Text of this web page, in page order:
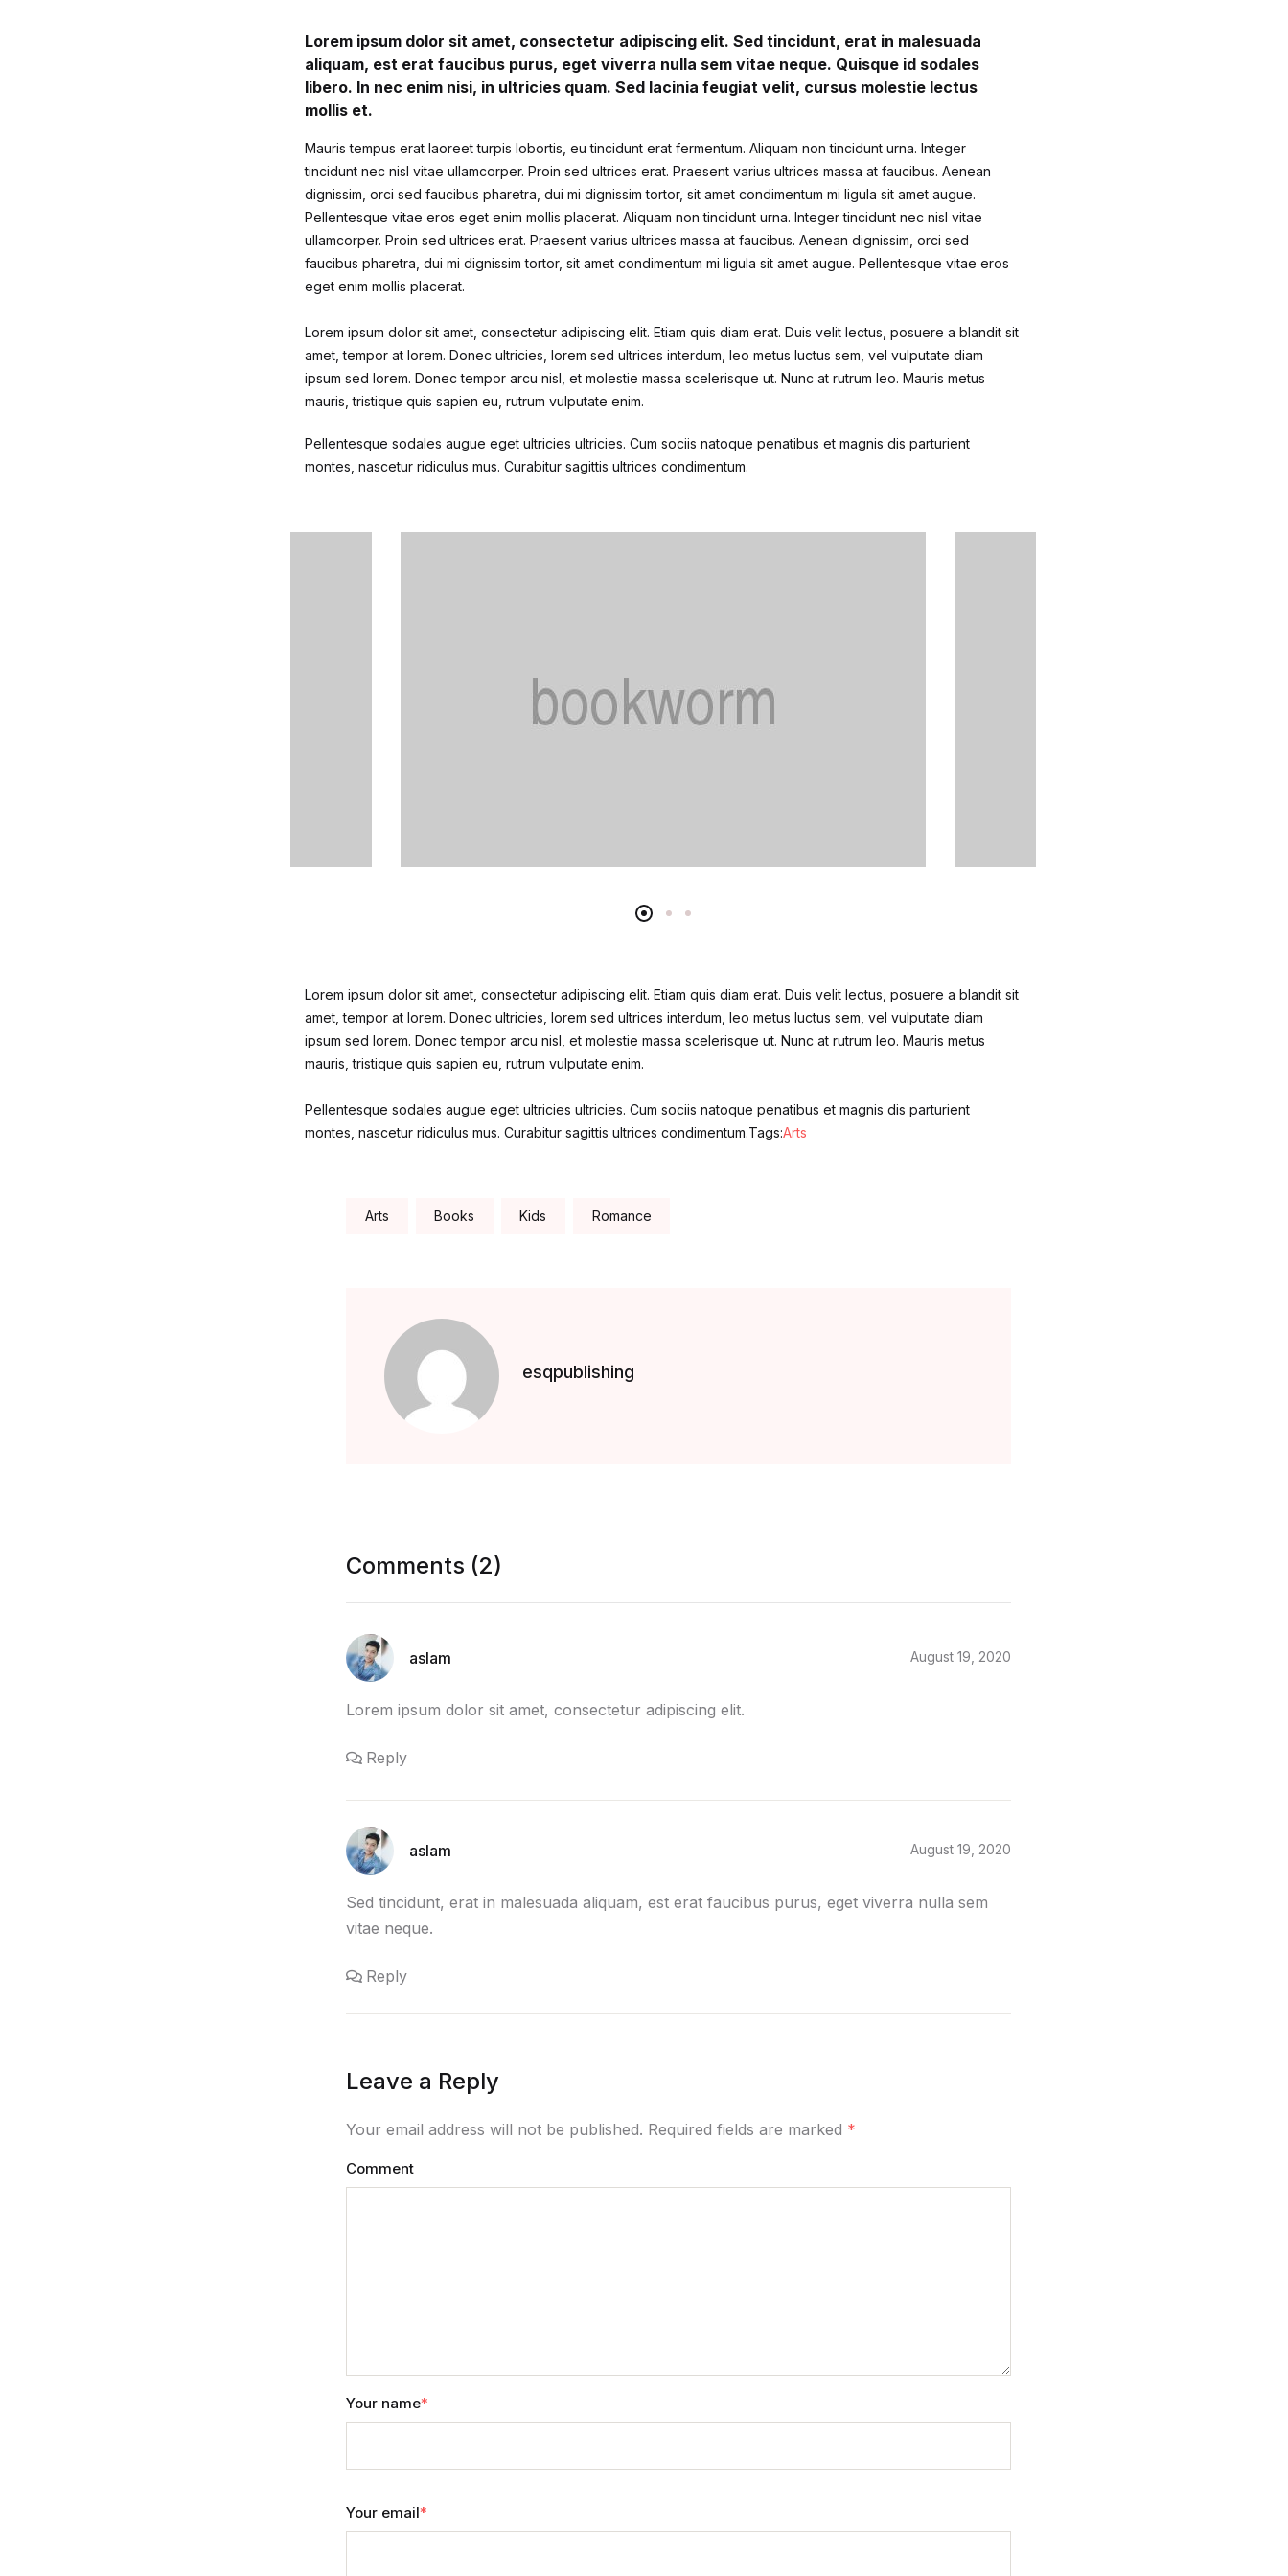
Lorem ipsum dolor sit amet, consectetur adipiscing elit. Sed tincidunt, erat in malesuada
aliquam, est erat faucibus purus, eget viverra nulla sem vitae neque. Quisque id sodales
libero. In nec enim nisi, in ultricies quam. Sed lacinia feugiat velit, cursus molestie lectus
mollis et.
Mauris tempus erat laoreet turpis lobortis, eu tincidunt erat fermentum. Aliquam non tincidunt urna. Integer
tincidunt nec nisl vitae ullamcorper. Proin sed ultrices erat. Praesent varius ultrices massa at faucibus. Aenean
dignissim, orci sed faucibus pharetra, dui mi dignissim tortor, sit amet condimentum mi ligula sit amet augue.
Pellentesque vitae eros eget enim mollis placerat. Aliquam non tincidunt urna. Integer tincidunt nec nisl vitae
ullamcorper. Proin sed ultrices erat. Praesent varius ultrices massa at faucibus. Aenean dignissim, orci sed
faucibus pharetra, dui mi dignissim tortor, sit amet condimentum mi ligula sit amet augue. Pellentesque vitae eros
eget enim mollis placerat.
Lorem ipsum dolor sit amet, consectetur adipiscing elit. Etiam quis diam erat. Duis velit lectus, posuere a blandit sit
amet, tempor at lorem. Donec ultricies, lorem sed ultrices interdum, leo metus luctus sem, vel vulputate diam
ipsum sed lorem. Donec tempor arcu nisl, et molestie massa scelerisque ut. Nunc at rutrum leo. Mauris metus
mauris, tristique quis sapien eu, rutrum vulputate enim.
Pellentesque sodales augue eget ultricies ultricies. Cum sociis natoque penatibus et magnis dis parturient
montes, nascetur ridiculus mus. Curabitur sagittis ultrices condimentum.
Lorem ipsum dolor sit amet, consectetur adipiscing elit. Etiam quis diam erat. Duis velit lectus, posuere a blandit sit
amet, tempor at lorem. Donec ultricies, lorem sed ultrices interdum, leo metus luctus sem, vel vulputate diam
ipsum sed lorem. Donec tempor arcu nisl, et molestie massa scelerisque ut. Nunc at rutrum leo. Mauris metus
mauris, tristique quis sapien eu, rutrum vulputate enim.
Pellentesque sodales augue eget ultricies ultricies. Cum sociis natoque penatibus et magnis dis parturient
montes, nascetur ridiculus mus. Curabitur sagittis ultrices condimentum.Tags:Arts
Tags:
Arts Books Kids Romance
esqpublishing
Comments (2)
aslam August 19, 2020
Lorem ipsum dolor sit amet, consectetur adipiscing elit.
Reply
aslam August 19, 2020
Sed tincidunt, erat in malesuada aliquam, est erat faucibus purus, eget viverra nulla sem
vitae neque.
Reply
Leave a Reply
Your email address will not be published. Required fields are marked *
Comment
Your name*
Your email*